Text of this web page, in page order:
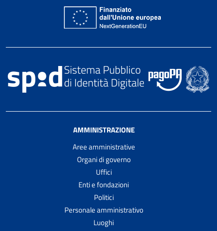
AMMINISTRAZIONE
Aree amministrative
Organi di governo
Uffici
Enti e fondazioni
Politici
Personale amministrativo
Luoghi